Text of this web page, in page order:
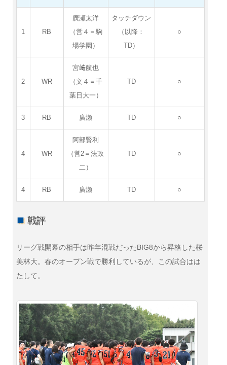
1 RB
廣瀬太洋
（営４＝駒
場学園）
タッチダウン
（以降：
TD）
○
2 WR
宮﨑航也
（文４＝千
葉日大一）
TD ○
3 RB 廣瀬 TD ○
4 WR
阿部賢利
（営2＝法政
二）
TD ○
4 RB 廣瀬 TD ○
戦評
リーグ戦開幕の相手は昨年混戦だったBIG8から昇格した桜
美林大。春のオープン戦で勝利しているが、この試合はは
たして。